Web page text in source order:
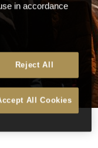
in accordance
Reject All
All Cookies